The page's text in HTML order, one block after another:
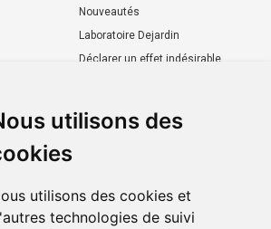
utilisons des
utilisons des cookies et
technologies de suivi
Nouveautés
Laboratoire Dejardin
Déclarer un effet indésirable
Livraison chez vous
Livraison dans un Point